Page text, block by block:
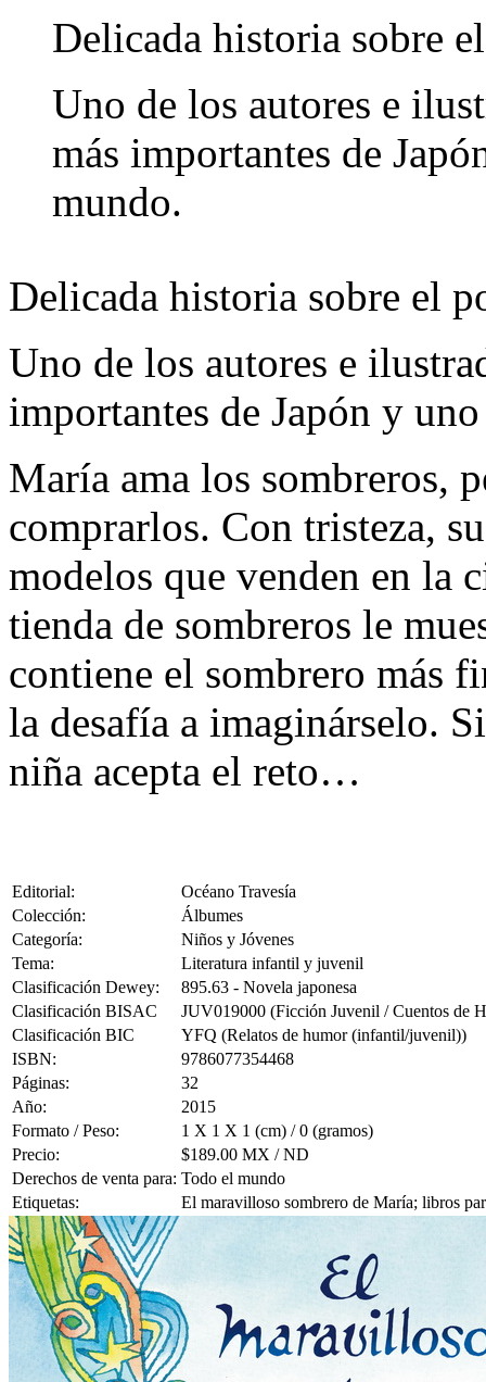
Delicada historia sobre
Uno de los autores e
más importantes de
mundo.
Delicada historia sobre el
Uno de los autores e
importantes de Japón y
María ama los sombreros,
comprarlos. Con tristeza,
modelos que venden en la
tienda de sombreros le
contiene el sombrero más
la desafía a imaginárselo.
niña acepta el reto…
Editorial:
Océano Travesía
Colección:
Álbumes
Categoría:
Niños y Jóvenes
Tema:
Literatura infantil y juvenil
Clasificación Dewey:
895.63 - Novela japonesa
Clasificación BISAC
JUV019000 (Ficción Juvenil / Cuentos de
Clasificación BIC
YFQ (Relatos de humor (infantil/juvenil))
ISBN:
9786077354468
Páginas:
32
Año:
2015
Formato / Peso:
1 X 1 X 1 (cm) / 0 (gramos)
Precio:
$189.00 MX / ND
Derechos de venta para: Todo el mundo
Etiquetas:
El maravilloso sombrero de María; libros